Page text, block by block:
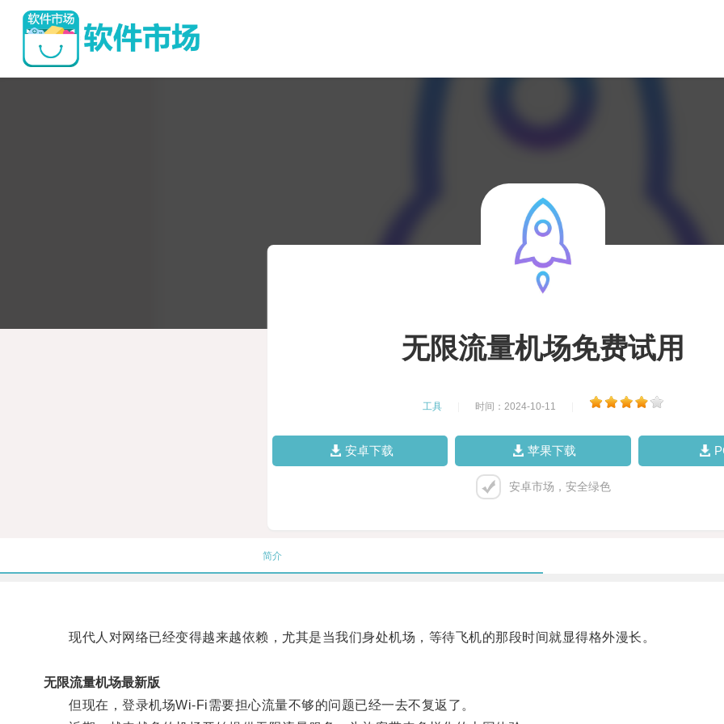
无限流量机场免费试用
工具 时间：2024-10-11
安卓下载 苹果下载
安卓市场，安全绿色
简介
现代人对网络已经变得越来越依赖，尤其是当我们身处机场，等待飞机的那段时间就显得格外漫长。
无限流量机场最新版
但现在，登录机场Wi-Fi需要担心流量不够的问题已经一去不复返了。